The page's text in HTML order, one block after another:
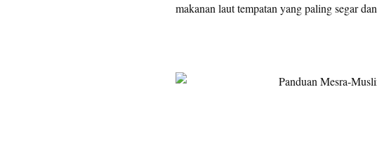
makanan laut tempatan yang paling segar